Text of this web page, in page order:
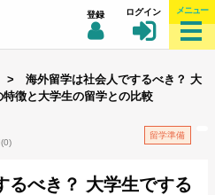
登録 ログイン メニュー
> 海外留学は社会人でするべき？ 大
徴と大学生の留学との比較
留学準備
るべき？ 大学生でする